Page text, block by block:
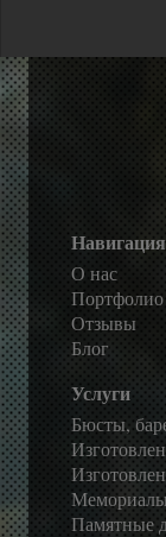
Навигация
О нас
Портфолио
Отзывы
Блог
Услуги
Бюсты,
Памятные